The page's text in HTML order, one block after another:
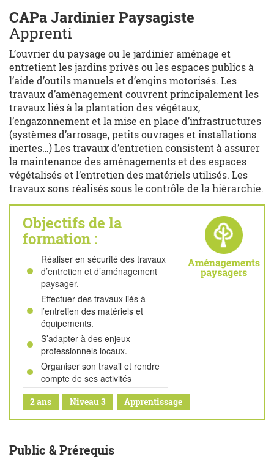
CAPa Jardinier Paysagiste
Apprenti
L’ouvrier du paysage ou le jardinier aménage et
entretient les jardins privés ou les espaces publics à
l’aide d’outils manuels et d’engins motorisés. Les
travaux d’aménagement couvrent principalement les
travaux liés à la plantation des végétaux,
l’engazonnement et la mise en place d’infrastructures
(systèmes d’arrosage, petits ouvrages et installations
inertes…) Les travaux d’entretien consistent à assurer
la maintenance des aménagements et des espaces
végétalisés et l’entretien des matériels utilisés. Les
travaux sons réalisés sous le contrôle de la hiérarchie.
Objectifs de la
formation :
Réaliser en sécurité des travaux
d’entretien et d’aménagement
paysager.
Effectuer des travaux liés à
l’entretien des matériels et
équipements.
S’adapter à des enjeux
professionnels locaux.
Organiser son travail et rendre
compte de ses activités
2 ans Niveau 3 Apprentissage
Public & Prérequis